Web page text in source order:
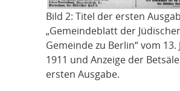
Bild 2: Titel der ersten
„Gemeindeblatt der
Gemeinde zu Berlin“ vom 13.
1911 und Anzeige der
ersten Ausgabe.